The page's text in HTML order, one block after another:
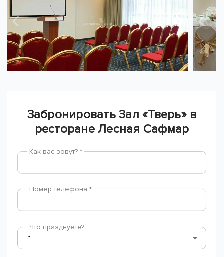
Забронировать Зал «Тверь» в
ресторане Лесная Сафмар
Как вас зовут? *
Номер телефона *
Что празднуете?